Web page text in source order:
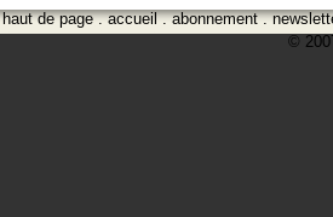
haut de page.accueil.abonnement.
©